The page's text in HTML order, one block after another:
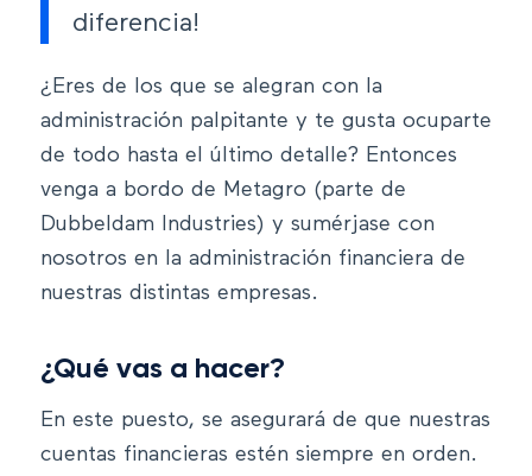
diferencia!
¿Eres de los que se alegran con la
administración palpitante y te gusta ocuparte
de todo hasta el último detalle? Entonces
venga a bordo de Metagro (parte de
Dubbeldam Industries) y sumérjase con
nosotros en la administración financiera de
nuestras distintas empresas.
¿Qué vas a hacer?
En este puesto, se asegurará de que nuestras
cuentas financieras estén siempre en orden.